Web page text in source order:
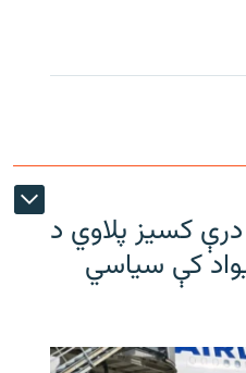
درې کسیز پلاوي د
کې سیاسي